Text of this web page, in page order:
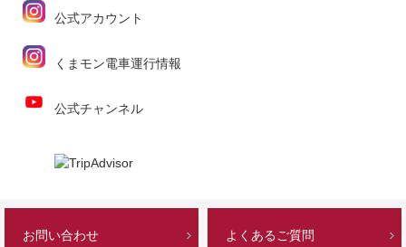
公式アカウント
くまモン電車運行情報
公式チャンネル
お問い合わせ よくあるご質問